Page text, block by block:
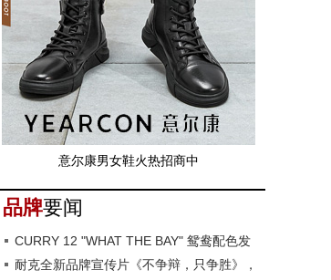
意尔康男女鞋火热招商中
品牌要闻
CURRY 12 "WHAT THE BAY" 鸳鸯配色发
布，致敬湾区传奇与全明星荣耀
耐克全新品牌宣传片《不争辩，只争胜》，